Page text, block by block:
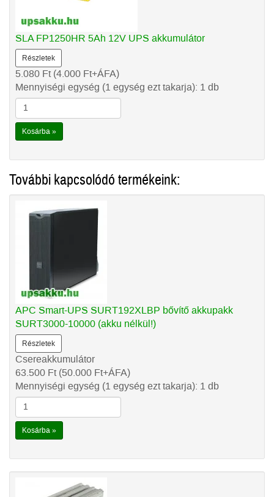
SLA FP1250HR 5Ah 12V UPS akkumulátor
Részletek
5.080 Ft(4.000 Ft+ÁFA)
Mennyiségi egység (1 egység ezt takarja): 1 db
Kosárba »
További kapcsolódó termékeink:
APC Smart-UPS SURT192XLBP bővítő akkupakk
SURT3000-10000 (akku nélkül!)
Részletek
Csereakkumulátor
63.500 Ft(50.000 Ft+ÁFA)
Mennyiségi egység (1 egység ezt takarja): 1 db
Kosárba »